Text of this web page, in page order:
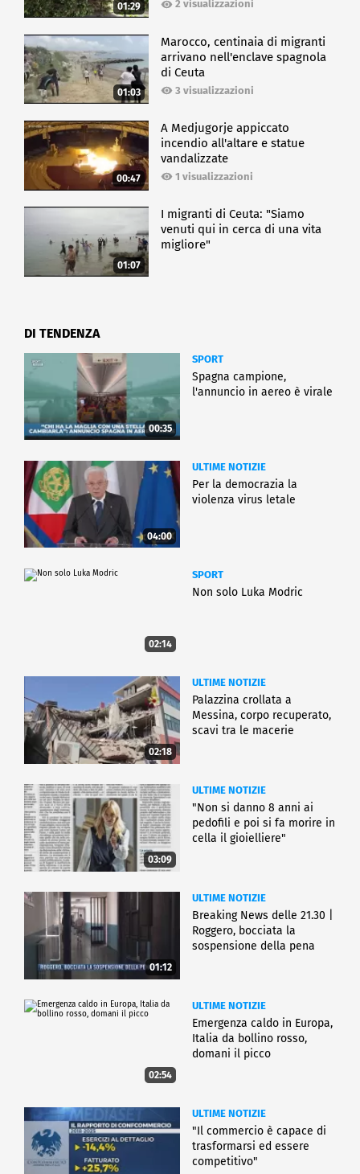
01:29 2 visualizzazioni
01:03
Marocco, centinaia di migranti
arrivano nell'enclave spagnola
di Ceuta
3 visualizzazioni
00:47
A Medjugorje appiccato
incendio all'altare e statue
vandalizzate
1 visualizzazioni
01:07
I migranti di Ceuta: "Siamo
venuti qui in cerca di una vita
migliore"
DI TENDENZA
00:35
SPORT
Spagna campione,
l'annuncio in aereo è virale
04:00
ULTIME NOTIZIE
Per la democrazia la
violenza virus letale
02:14
SPORT
Non solo Luka Modric
02:18
ULTIME NOTIZIE
Palazzina crollata a
Messina, corpo recuperato,
scavi tra le macerie
03:09
ULTIME NOTIZIE
"Non si danno 8 anni ai
pedofili e poi si fa morire in
cella il gioielliere"
01:12
ULTIME NOTIZIE
Breaking News delle 21.30 |
Roggero, bocciata la
sospensione della pena
02:54
ULTIME NOTIZIE
Emergenza caldo in Europa,
Italia da bollino rosso,
domani il picco
ULTIME NOTIZIE
"Il commercio è capace di
trasformarsi ed essere
competitivo"